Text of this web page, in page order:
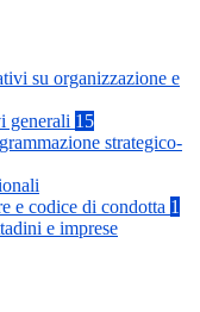
su organizzazione e
generali 15
strategico-
e codice di condotta 1
e imprese